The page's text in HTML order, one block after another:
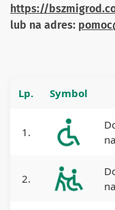
https://
lub na adres:
Lp. Symbol
1.
2.